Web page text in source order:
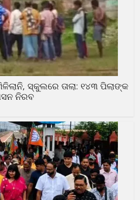
ସ୍କୁଲରେ ତାଲା: ୧୪୩ ପିଲାଙ୍କ
ନିରବ